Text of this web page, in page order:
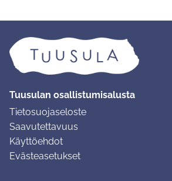
Tuusulan osallistumisalusta
Tietosuojaseloste
Saavutettavuus
Käyttöehdot
Evästeasetukset